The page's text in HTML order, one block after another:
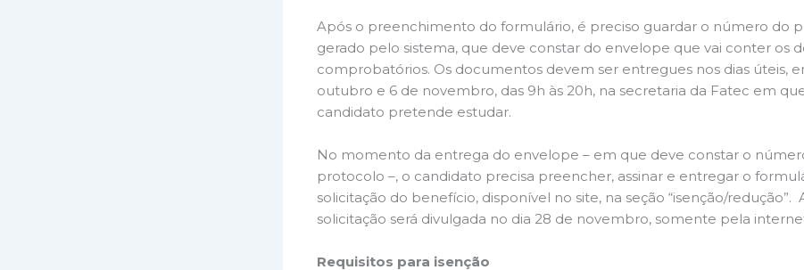
Após o preenchimento do formulário, é preciso guardar o número do
gerado pelo sistema, que deve constar do envelope que vai conter os
comprobatórios. Os documentos devem ser entregues nos dias úteis,
outubro e 6 de novembro, das 9h às 20h, na secretaria da Fatec em
candidato pretende estudar.
No momento da entrega do envelope – em que deve constar o
protocolo –, o candidato precisa preencher, assinar e entregar o
solicitação do benefício, disponível no site, na seção “isenção/redução”.
solicitação será divulgada no dia 28 de novembro, somente pela
Requisitos para isenção